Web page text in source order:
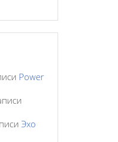
Power
Эхо